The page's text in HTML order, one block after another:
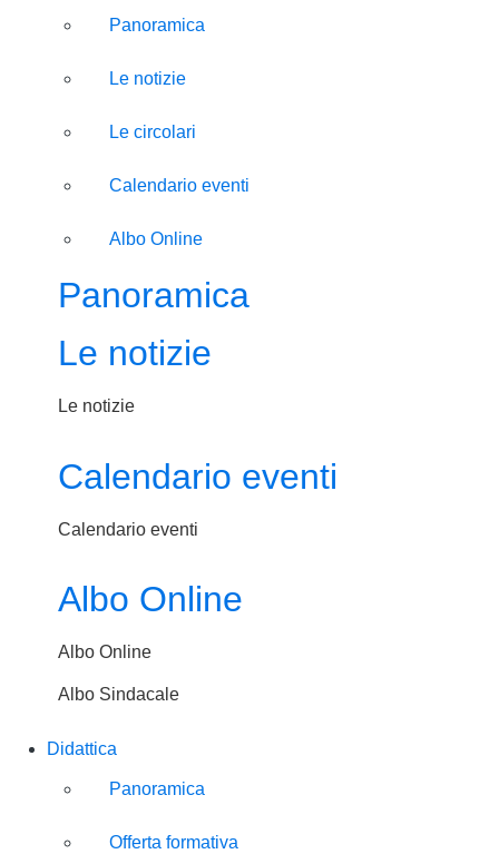
Panoramica
Le notizie
Le circolari
Calendario eventi
Albo Online
Panoramica
Le notizie
Le notizie
Calendario eventi
Calendario eventi
Albo Online
Albo Online
Albo Sindacale
Didattica
Panoramica
Offerta formativa